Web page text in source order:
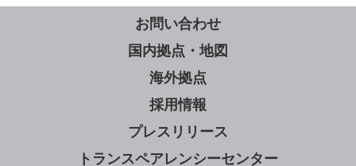
お問い合わせ
国内拠点・地図
海外拠点
採用情報
プレスリリース
トランスペアレンシーセンター